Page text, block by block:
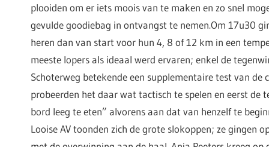
plooiden om er iets moois van te maken en zo snel
gevulde goodiebag in ontvangst te nemen.Om 17u30
heren dan van start voor hun 4, 8 of 12 km in een
meeste lopers als ideaal werd ervaren; enkel de
Schoterweg betekende een supplementaire test van de
probeerden het daar wat tactisch te spelen en eerst de
bord leeg te eten” alvorens aan dat van henzelf te
Looise AV toonden zich de grote slokoppen; ze gingen